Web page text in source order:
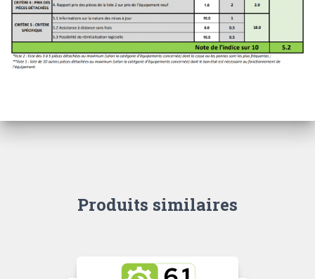
Produits similaires